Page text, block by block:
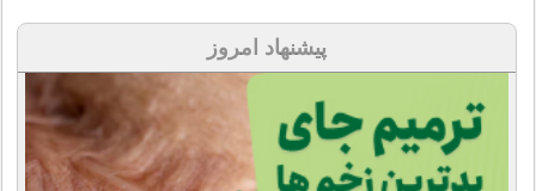
پیشنهاد امروز